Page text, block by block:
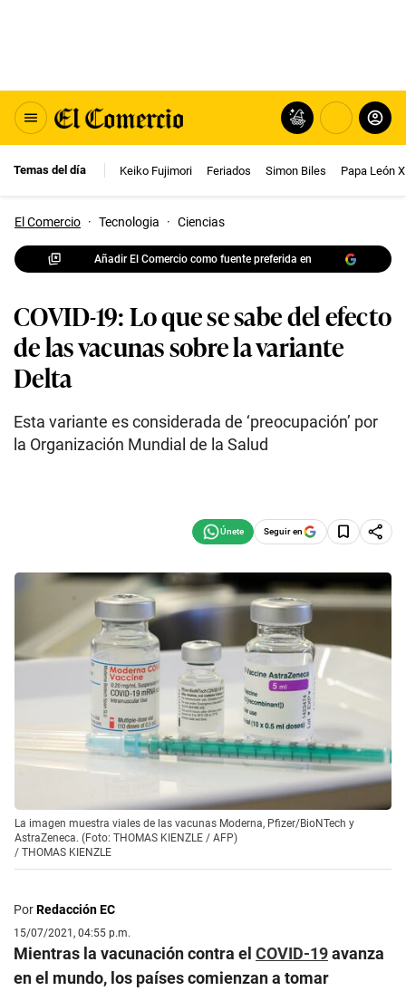
Temas del día Keiko Fujimori Feriados Simon Biles Papa León
El Comercio · Tecnologia · Ciencias
Añadir El Comercio como fuente preferida en
COVID-19: Lo que se sabe del efecto
de las vacunas sobre la variante
Delta
Esta variante es considerada de ‘preocupación’ por
la Organización Mundial de la Salud
Seguir en
La imagen muestra viales de las vacunas Moderna, Pfizer/BioNTech y
AstraZeneca. (Foto: THOMAS KIENZLE / AFP)
/ THOMAS KIENZLE
PorRedacción EC
15/07/2021, 04:55 p.m.
Mientras la vacunación contra el COVID-19avanza
en el mundo, los países comienzan a tomar